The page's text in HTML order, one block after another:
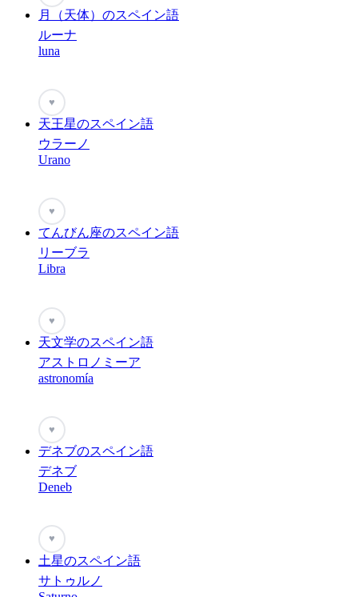
月（天体）のスペイン語
ルーナ
luna
♥
天王星のスペイン語
ウラーノ
Urano
♥
てんびん座のスペイン語
リーブラ
Libra
♥
天文学のスペイン語
アストロノミーア
astronomía
♥
デネブのスペイン語
デネブ
Deneb
♥
土星のスペイン語
サトゥルノ